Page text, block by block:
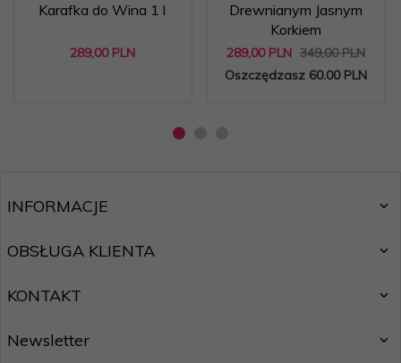
Karafka do Wina 1 l
289,00 PLN
Drewnianym Jasnym
Korkiem
289,00 PLN 349,00 PLN
Oszczędzasz 60.00 PLN
INFORMACJE
OBSŁUGA KLIENTA
KONTAKT
Newsletter